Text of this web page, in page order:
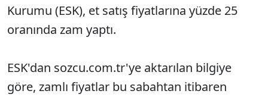
Kurumu (ESK), et satış fiyatlarına yüzde 25
oranında zam yaptı.
ESK'dan sozcu.com.tr'ye aktarılan bilgiye
göre, zamlı fiyatlar bu sabahtan itibaren